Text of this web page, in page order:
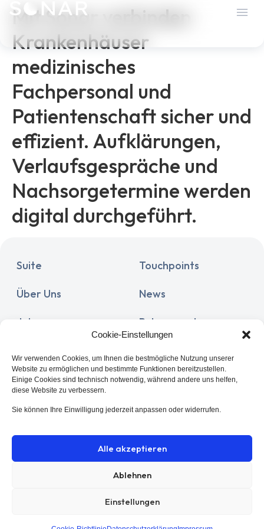
Cookie-Einstellungen
Wir verwenden Cookies, um Ihnen die bestmögliche Nutzung unserer
Website zu ermöglichen und bestimmte Funktionen bereitzustellen.
Einige Cookies sind technisch notwendig, während andere uns helfen,
diese Website zu verbessern.
Sie können Ihre Einwilligung jederzeit anpassen oder widerrufen.
Alle akzeptieren
Ablehnen
Einstellungen
Mit Sonar verbinden
Krankenhäuser
medizinisches
Fachpersonal und
Patientenschaft sicher und
effizient. Aufklärungen,
Verlaufsgespräche und
Nachsorgetermine werden
digital durchgeführt.
Suite Touchpoints
Über Uns News
Jobs Release notes
Kunden Support
Kontakt
© 2026 Sonar GmbH. Alle